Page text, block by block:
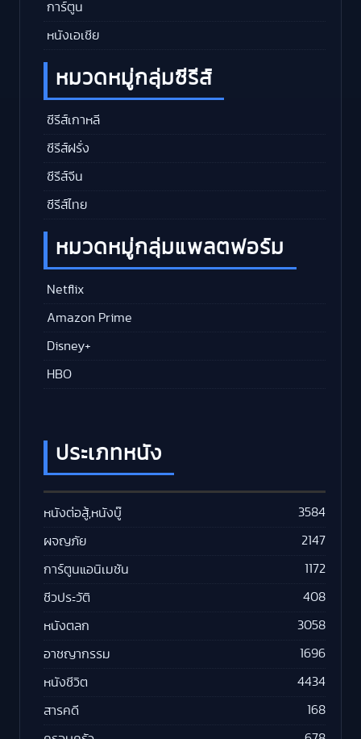
การ์ตูน
หนังเอเชีย
หมวดหมู่กลุ่มซีรีส์
ซีรีส์เกาหลี
ซีรีส์ฝรั่ง
ซีรีส์จีน
ซีรีส์ไทย
หมวดหมู่กลุ่มแพลตฟอร์ม
Netflix
Amazon Prime
Disney+
HBO
ประเภทหนัง
หนังต่อสู้,หนังบู๊ 3584
ผจญภัย 2147
การ์ตูนแอนิเมชัน 1172
ชีวประวัติ 408
หนังตลก 3058
อาชญากรรม 1696
หนังชีวิต 4434
สารคดี 168